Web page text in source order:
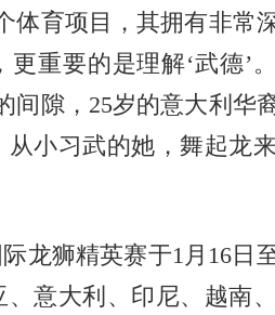
育项目，其拥有非常
重要的是理解‘武德’
间隙，25岁的意大利华
小习武的她，舞起龙
狮精英赛于1月16日
意大利、印尼、越南